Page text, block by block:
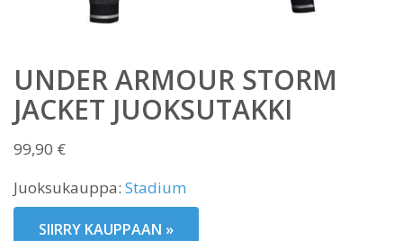
UNDER ARMOUR STORM
JACKET JUOKSUTAKKI
99,90 €
Juoksukauppa: Stadium
SIIRRY KAUPPAAN »